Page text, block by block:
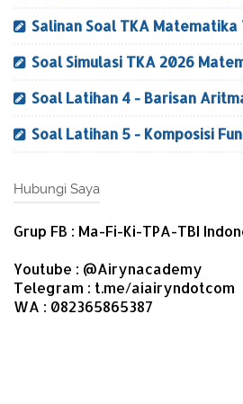
Salinan Soal TKA
Soal Simulasi TKA 2026
Soal Latihan 4 - Barisan
Soal Latihan 5 - Komposisi
Hubungi Saya
Grup FB : Ma-Fi-Ki-TPA-TBI
Youtube : @Airynacademy
Telegram : t.me/aiairyndotcom
WA : 082365865387